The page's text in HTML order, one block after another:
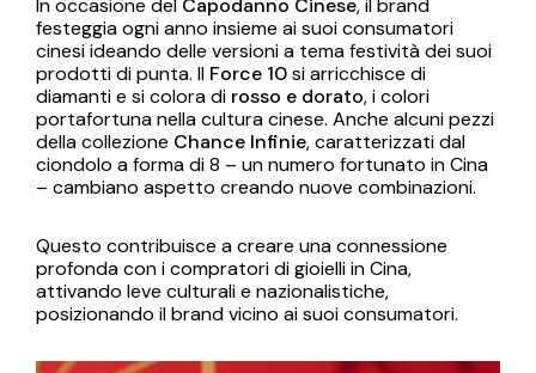
In occasione del Capodanno Cinese, il brand
festeggia ogni anno insieme ai suoi consumatori
cinesi ideando delle versioni a tema festività dei suoi
prodotti di punta. Il Force 10si arricchisce di
diamanti e si colora di rosso e dorato, i colori
portafortuna nella cultura cinese. Anche alcuni pezzi
della collezione Chance Infinie, caratterizzati dal
ciondolo a forma di 8 – un numero fortunato in Cina
– cambiano aspetto creando nuove combinazioni.
Questo contribuisce a creare una connessione
profonda con i compratori di gioielli in Cina,
attivando leve culturali e nazionalistiche,
posizionando il brand vicino ai suoi consumatori.